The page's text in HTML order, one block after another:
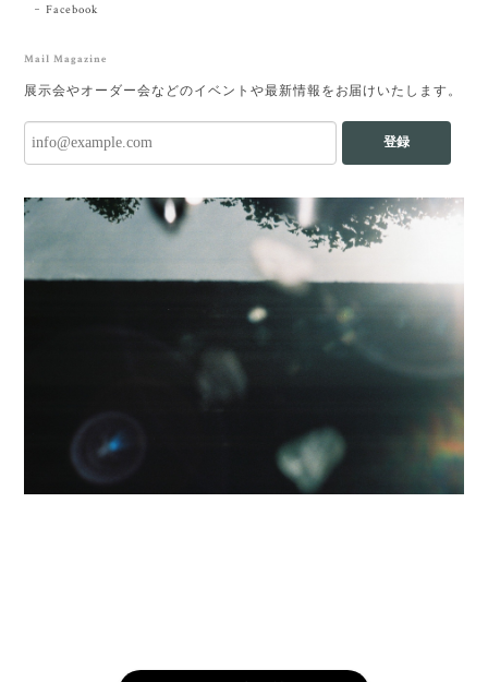
Facebook
Mail Magazine
展示会やオーダー会などのイベントや最新情報をお届けいたします。
登録